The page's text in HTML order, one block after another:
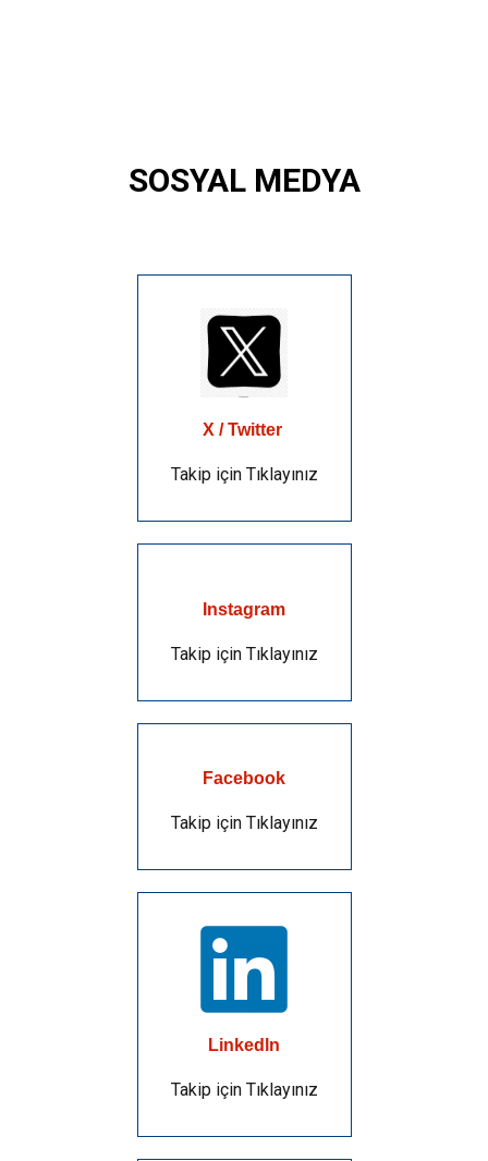
SOSYAL MEDYA
X / Twitter
Takip için Tıklayınız
Instagram
Takip için Tıklayınız
Facebook
Takip için Tıklayınız
Linkedln
Takip için Tıklayınız